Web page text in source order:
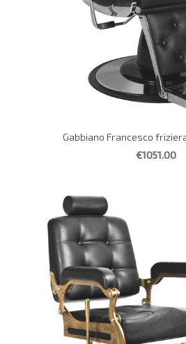
Gabbiano Francesco
€1051.00